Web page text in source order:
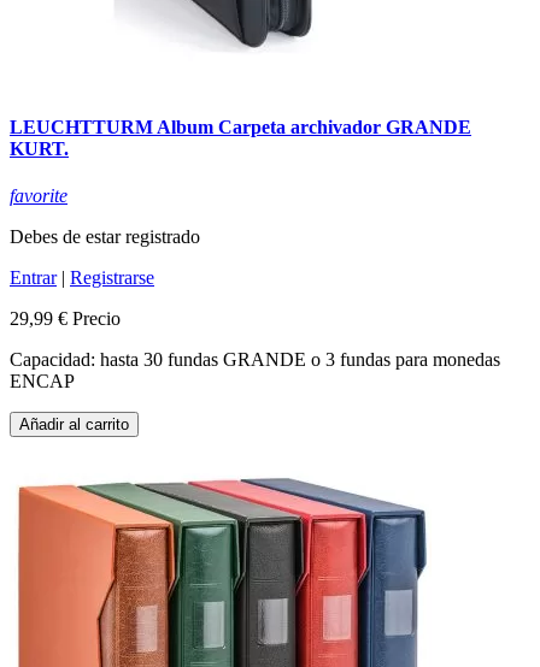
LEUCHTTURM Album Carpeta archivador GRANDE
KURT.
favorite
Debes de estar registrado
Entrar| Registrarse
29,99 € Precio
Capacidad: hasta 30 fundas GRANDE o 3 fundas para monedas
ENCAP
Añadir al carrito